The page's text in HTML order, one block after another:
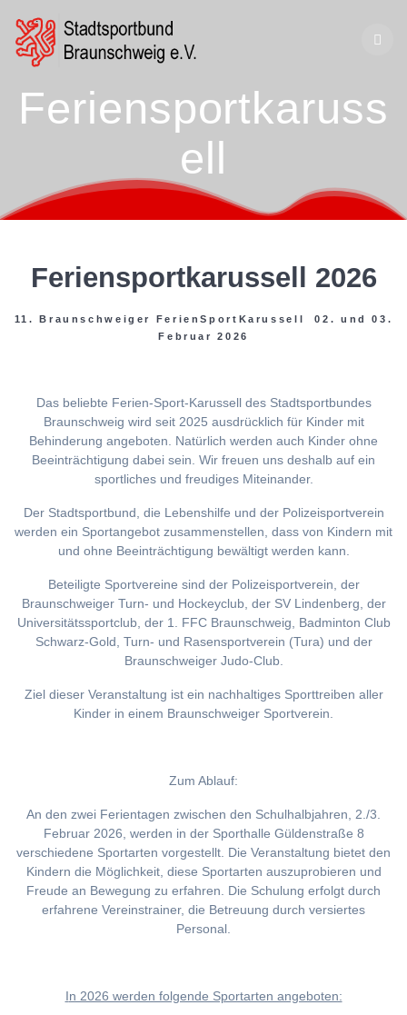
Feriensportkaruss
ell
Feriensportkarussell 2026
11. Braunschweiger FerienSportKarussell 02. und 03.
Februar 2026
Das beliebte Ferien-Sport-Karussell des Stadtsportbundes
Braunschweig wird seit 2025 ausdrücklich für Kinder mit
Behinderung angeboten. Natürlich werden auch Kinder ohne
Beeinträchtigung dabei sein. Wir freuen uns deshalb auf ein
sportliches und freudiges Miteinander.
Der Stadtsportbund, die Lebenshilfe und der Polizeisportverein
werden ein Sportangebot zusammenstellen, dass von Kindern mit
und ohne Beeinträchtigung bewältigt werden kann.
Beteiligte Sportvereine sind der Polizeisportverein, der
Braunschweiger Turn- und Hockeyclub, der SV Lindenberg, der
Universitätssportclub, der 1. FFC Braunschweig, Badminton Club
Schwarz-Gold, Turn- und Rasensportverein (Tura) und der
Braunschweiger Judo-Club.
Ziel dieser Veranstaltung ist ein nachhaltiges Sporttreiben aller
Kinder in einem Braunschweiger Sportverein.
Zum Ablauf:
An den zwei Ferientagen zwischen den Schulhalbjahren, 2./3.
Februar 2026, werden in der Sporthalle Güldenstraße 8
verschiedene Sportarten vorgestellt. Die Veranstaltung bietet den
Kindern die Möglichkeit, diese Sportarten auszuprobieren und
Freude an Bewegung zu erfahren. Die Schulung erfolgt durch
erfahrene Vereinstrainer, die Betreuung durch versiertes
Personal.
In 2026 werden folgende Sportarten angeboten: